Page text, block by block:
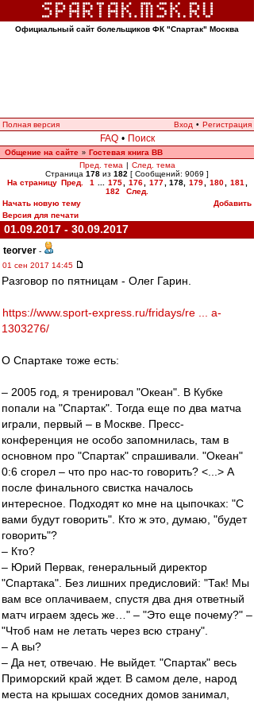
Официальный сайт болельщиков ФК "Спартак" Москва
Полная версия Вход • Регистрация
FAQ • Поиск
Общение на сайте » Гостевая книга ВВ
Пред. тема | След. тема
Страница 178 из 182 [ Сообщений: 9069 ]
На страницу Пред. 1 175 176 177 178 179 180 181
182
След.
Начать новую тему
Добавить
Версия для печати
01.09.2017 - 30.09.2017
teorver -
01 сен 2017 14:45
Разговор по пятницам - Олег Гарин.
https://www.sport-express.ru/fridays/re ... a-
1303276/
О Спартаке тоже есть:
– 2005 год, я тренировал "Океан". В Кубке
попали на "Спартак". Тогда еще по два матча
играли, первый – в Москве. Пресс-
конференция не особо запомнилась, там в
основном про "Спартак" спрашивали. "Океан"
0:6 сгорел – что про нас-то говорить? <...> А
после финального свистка началось
интересное. Подходят ко мне на цыпочках: "С
вами будут говорить". Кто ж это, думаю, "будет
говорить"?
– Кто?
– Юрий Первак, генеральный директор
"Спартака". Без лишних предисловий: "Так! Мы
вам все оплачиваем, спустя два дня ответный
матч играем здесь же…" – "Это еще почему?" –
"Чтоб нам не летать через всю страну".
– А вы?
– Да нет, отвечаю. Не выйдет. "Спартак" весь
Приморский край ждет. В самом деле, народ
места на крышах соседних домов занимал,